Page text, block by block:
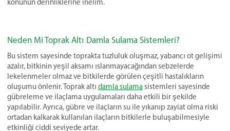
konunun derinliklerine inelim.
Neden Mi Toprak Altı Damla Sulama Sistemleri?
Bu sistem sayesinde toprakta tuzluluk oluşmaz, yabancı ot gelişimi
azalır, bitkinin yeşil aksamı ıslanmayacağından sebzelerde
lekelenmeler olmaz ve bitkilerde görülen çeşitli hastalıkların
oluşumu önlenir. Toprak altı damla sulamasistemleri sayesinde
gübreleme ve ilaçlama uygulamaları daha etkili bir şekilde
yapılabilir. Ayrıca, gübre ve ilaçların su ile yıkanıp zayiat olma riski
ortadan kalkarak kullanılan ilaçların bitkilerle buluşabilmesiyle
etkinliği ciddi seviyede artar.